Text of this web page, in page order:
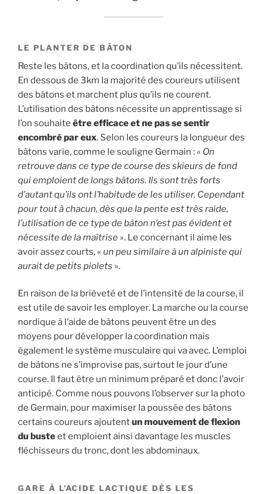
LE PLANTER DE BÂTON
Reste les bâtons, et la coordination qu’ils nécessitent.
En dessous de 3km la majorité des coureurs utilisent
des bâtons et marchent plus qu’ils ne courent.
L’utilisation des bâtons nécessite un apprentissage si
l’on souhaite être efficace et ne pas se sentir
encombré par eux. Selon les coureurs la longueur des
bâtons varie, comme le souligne Germain : « On
retrouve dans ce type de course des skieurs de fond
qui emploient de longs bâtons. Ils sont très forts
d’autant qu’ils ont l’habitude de les utiliser. Cependant
pour tout à chacun, dès que la pente est très raide,
l’utilisation de ce type de bâton n’est pas évident et
nécessite de la maîtrise ». Le concernant il aime les
avoir assez courts, « un peu similaire à un alpiniste qui
aurait de petits piolets ».
En raison de la brièveté et de l’intensité de la course, il
est utile de savoir les employer. La marche ou la course
nordique à l’aide de bâtons peuvent être un des
moyens pour développer la coordination mais
également le système musculaire qui va avec. L’emploi
de bâtons ne s’improvise pas, surtout le jour d’une
course. Il faut être un minimum préparé et donc l’avoir
anticipé. Comme nous pouvons l’observer sur la photo
de Germain, pour maximiser la poussée des bâtons
certains coureurs ajoutentun mouvement de flexion
du busteet emploient ainsi davantage les muscles
fléchisseurs du tronc, dont les abdominaux.
GARE À L’ACIDE LACTIQUE DÈS LES